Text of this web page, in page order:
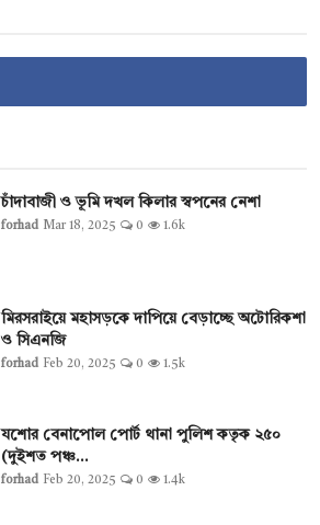
চাঁদাবাজী ও ভূমি দখল কিলার স্বপনের নেশা
forhad Mar 18, 2025 0 1.6k
মিরসরাইয়ে মহাসড়কে দাপিয়ে বেড়াচ্ছে অটোরিকশা
ও সিএনজি
forhad Feb 20, 2025 0 1.5k
যশোর বেনাপোল পোর্ট থানা পুলিশ কতৃক ২৫০
(দুইশত পঞ্চ...
forhad Feb 20, 2025 0 1.4k